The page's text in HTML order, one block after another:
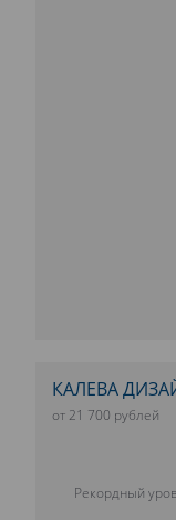
КАЛЕВА
от 21 700 рублей
Рекордный